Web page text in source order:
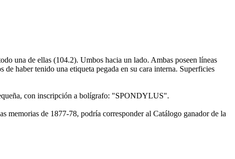
una de ellas (104.2). Umbos hacia un lado. Ambas poseen líneas
haber tenido una etiqueta pegada en su cara interna. Superficies
con inscripción a bolígrafo: "SPONDYLUS".
memorias de 1877-78, podría corresponder al Catálogo ganador de la